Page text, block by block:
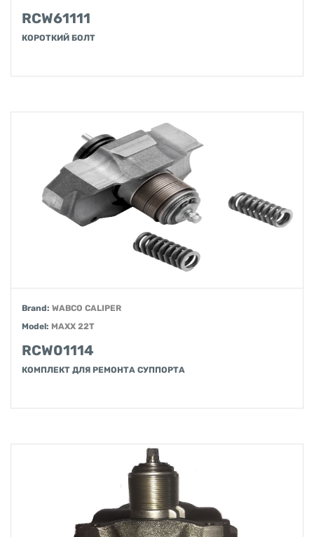
RCW61111
КОРОТКИЙ БОЛТ
Brand: WABCO CALIPER
Model: MAXX 22T
RCW01114
КОМПЛЕКТ ДЛЯ РЕМОНТА СУППОРТА